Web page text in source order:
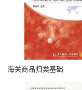
海关商品归类基础